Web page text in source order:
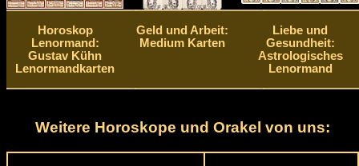
Horoskop
Lenormand:
Gustav Kühn
Lenormandkarten
Geld und Arbeit:
Medium Karten
Liebe und
Gesundheit:
Astrologisches
Lenormand
Weitere Horoskope und Orakel von uns: